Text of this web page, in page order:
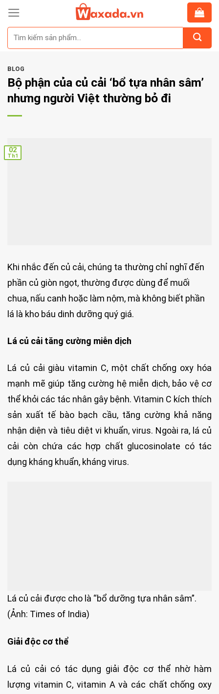
Skip
content
BLOG
Bộ phận của củ cải ‘bổ tựa nhân sâm’
nhưng người Việt thường bỏ đi
02
Th1
Khi nhắc đến củ cải, chúng ta thường chỉ nghĩ đến
phần củ giòn ngọt, thường được dùng để muối
chua, nấu canh hoặc làm nộm, mà không biết phần
lá là kho báu dinh dưỡng quý giá.
Lá củ cải tăng cường miễn dịch
Lá củ cải giàu vitamin C, một chất chống oxy hóa
mạnh mẽ giúp tăng cường hệ miễn dịch, bảo vệ cơ
thể khỏi các tác nhân gây bệnh. Vitamin C kích thích
sản xuất tế bào bạch cầu, tăng cường khả năng
nhận diện và tiêu diệt vi khuẩn, virus. Ngoài ra, lá củ
cải còn chứa các hợp chất glucosinolate có tác
dụng kháng khuẩn, kháng virus.
Lá củ cải được cho là “bổ dưỡng tựa nhân sâm”.
(Ảnh: Times of India)
Giải độc cơ thể
Lá củ cải có tác dụng giải độc cơ thể nhờ hàm
lượng vitamin C, vitamin A và các chất chống oxy